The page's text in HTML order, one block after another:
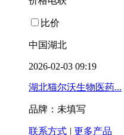
比价
中国湖北
2026-02-03 09:19
湖北猫尔沃生物医药...
品牌：未填写
联系方式 | 更多产品